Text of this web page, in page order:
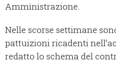
Amministrazione.
Nelle scorse settimane
pattuizioni ricadenti
redatto lo schema del